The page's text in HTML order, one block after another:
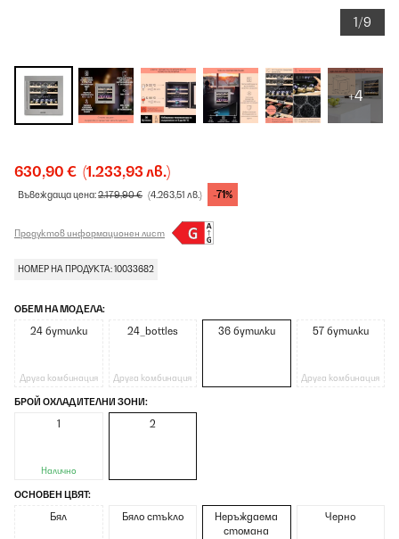
1/9
+4
630,90 € (1.233,93 лв.)
Въвеждаща цена:2.179,90 € (4.263,51 лв.) -71%
Продуктов информационен лист
НОМЕР НА ПРОДУКТА: 10033682
ОБЕМ НА МОДЕЛА:
24 бутилки
Друга комбинация
24_bottles
Друга комбинация
36 бутилки 57 бутилки
Друга комбинация
БРОЙ ОХЛАДИТЕЛНИ ЗОНИ:
1
Налично
2
ОСНОВЕН ЦВЯТ:
Бял Бяло стъкло
Неръждаема
стомана
Черно